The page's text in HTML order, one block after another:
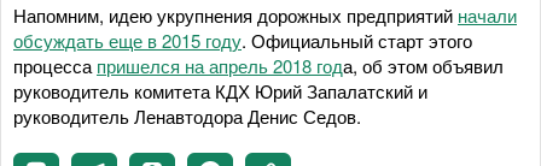
Напомним, идею укрупнения дорожных предприятий начали
обсуждать еще в 2015 году. Официальный старт этого
процесса пришелся на апрель 2018 года, об этом объявил
руководитель комитета КДХ Юрий Запалатский и
руководитель Ленавтодора Денис Седов.